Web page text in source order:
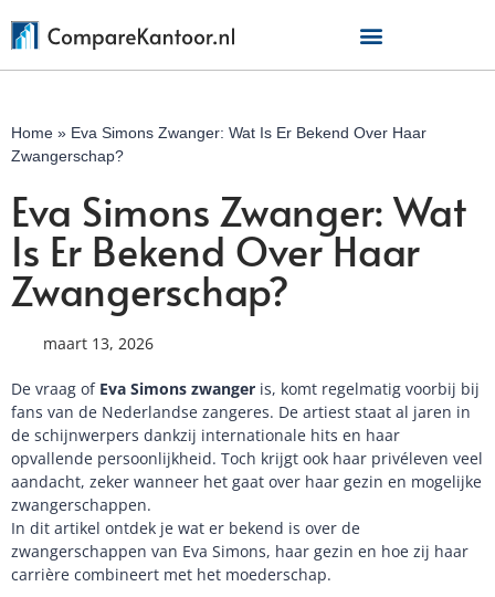
Home » Eva Simons Zwanger: Wat Is Er Bekend Over Haar
Zwangerschap?
Eva Simons Zwanger: Wat
Is Er Bekend Over Haar
Zwangerschap?
maart 13, 2026
De vraag of Eva Simons zwanger is, komt regelmatig voorbij bij
fans van de Nederlandse zangeres. De artiest staat al jaren in
de schijnwerpers dankzij internationale hits en haar
opvallende persoonlijkheid. Toch krijgt ook haar privéleven veel
aandacht, zeker wanneer het gaat over haar gezin en mogelijke
zwangerschappen.
In dit artikel ontdek je wat er bekend is over de
zwangerschappen van Eva Simons, haar gezin en hoe zij haar
carrière combineert met het moederschap.